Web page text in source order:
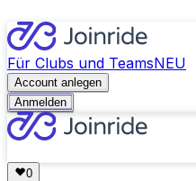
Für Clubs und TeamsNEU
Account anlegen
Anmelden